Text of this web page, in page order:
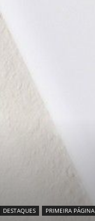
DESTAQUES PRIMEIRA PÁGINA